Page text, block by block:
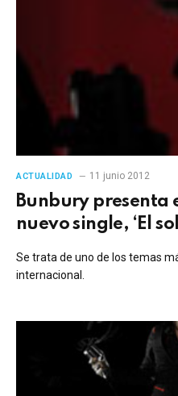
ACTUALIDAD 11 junio 2012
Bunbury presenta
nuevo single, ‘El
Se trata de uno de los temas
internacional.